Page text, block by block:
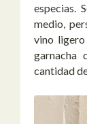
especias.
medio,
vino
garnacha
cantidad